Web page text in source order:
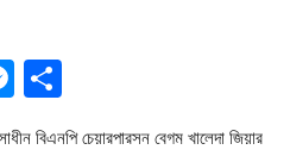
Messenger
বিএনপি চেয়ারপারসন বেগম খালেদা জিয়ার